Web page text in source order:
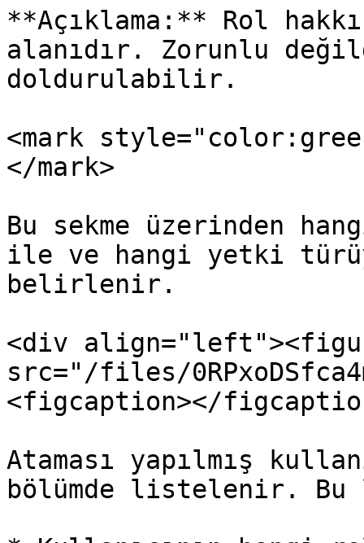
**Açıklama:** Rol
alanıdır. Zorunlu
doldurulabilir.
<mark
</mark>
Bu sekme üzerinden
ile ve hangi yetki
belirlenir.
<div
src="/files/
<figcaption></
Ataması yapılmış
bölümde listelenir.